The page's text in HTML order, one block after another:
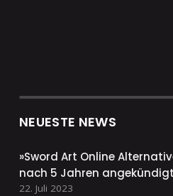
NEUESTE NEWS
»Sword Art Online
nach 5 Jahren angekündigt
22. Juli 2023